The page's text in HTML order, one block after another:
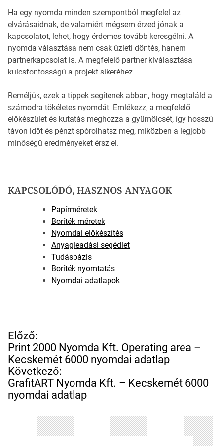
Ha egy nyomda minden szempontból megfelel az
elvárásaidnak, de valamiért mégsem érzed jónak a
kapcsolatot, lehet, hogy érdemes tovább keresgélni. A
nyomda választása nem csak üzleti döntés, hanem
partnerkapcsolat is. A megfelelő partner kiválasztása
kulcsfontosságú a projekt sikeréhez.
Reméljük, ezek a tippek segítenek abban, hogy megtaláld a
számodra tökéletes nyomdát. Emlékezz, a megfelelő
előkészület és kutatás meghozza a gyümölcsét, így hosszú
távon időt és pénzt spórolhatsz meg, miközben a legjobb
minőségű eredményeket érsz el.
KAPCSOLÓDÓ, HASZNOS ANYAGOK
Papírméretek
Boríték méretek
Nyomdai előkészítés
Anyagleadási segédlet
Tudásbázis
Boríték nyomtatás
Nyomdai adatlapok
B
e
j
e
g
y
z
é
s
Előző:
Print 2000 Nyomda Kft. Operating area –
Kecskemét 6000 nyomdai adatlap
Következő:
GrafitART Nyomda Kft. – Kecskemét 6000
nyomdai adatlap